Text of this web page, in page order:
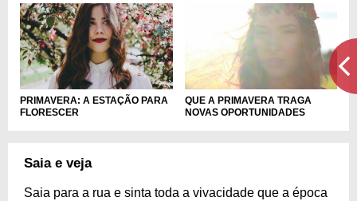
PRIMAVERA: A ESTAÇÃO PARA
FLORESCER
QUE A PRIMAVERA TRAGA
NOVAS OPORTUNIDADES
Saia e veja
Saia para a rua e sinta toda a vivacidade que a época